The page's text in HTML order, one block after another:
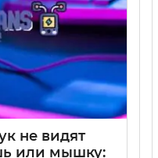
не видят
или мышку: